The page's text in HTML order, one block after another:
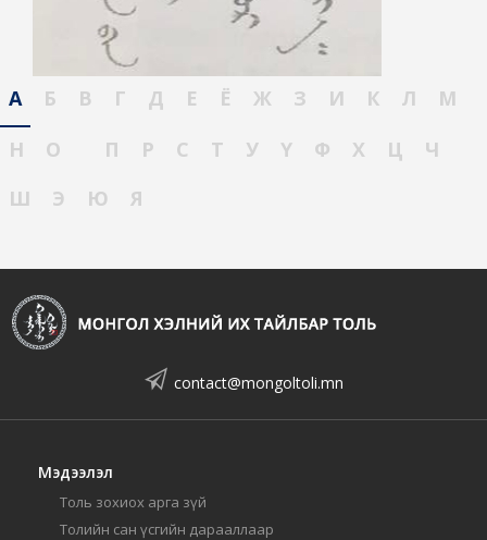
А Б В Г Д Е Ё Ж З И К Л
М
Н
О П Р С Т У Ү Ф Х Ц
Ч
Ш
Э Ю Я
contact@mongoltoli.mn
Мэдээлэл
Толь зохиох арга зүй
Толийн сан үсгийн дарааллаар